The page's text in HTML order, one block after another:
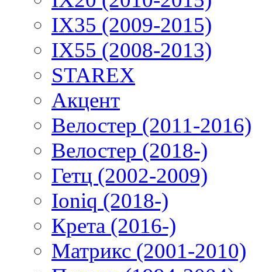
IX35 (2009-2015)
IX55 (2008-2013)
STAREX
Акцент
Велостер (2011-2016)
Велостер (2018-)
Гетц (2002-2009)
Ioniq (2018-)
Крета (2016-)
Матрикс (2001-2010)